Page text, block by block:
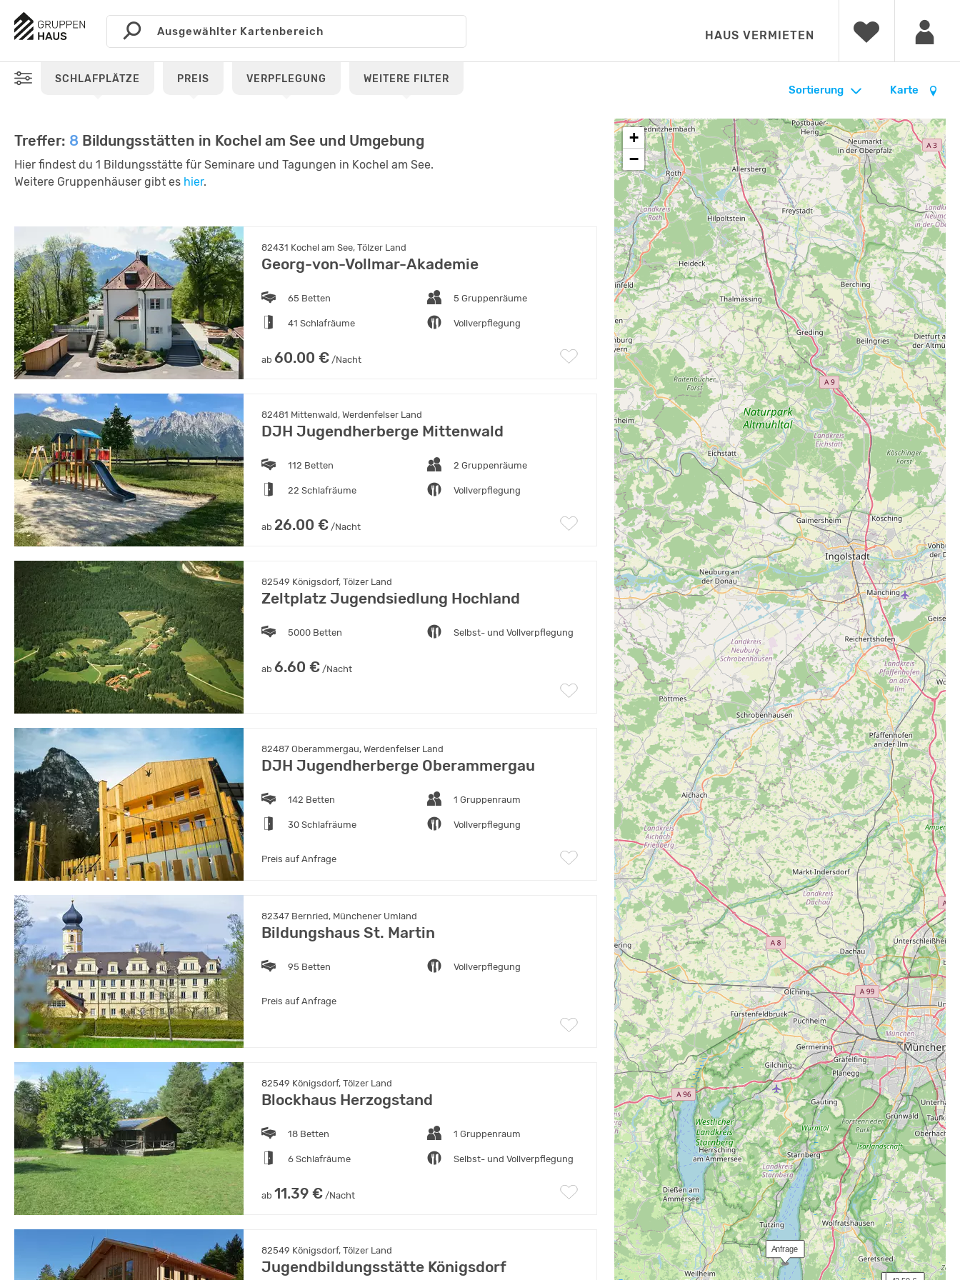
HAUS VERMIETEN
SCHLAFPLÄTZE PREIS VERPFLEGUNG WEITERE FILTER
Karte
Sortierung
Treffer: 8 Bildungsstätten in Kochel am See und Umgebung
Hier findest du 1 Bildungsstätte für Seminare und Tagungen in Kochel am See.
Weitere Gruppenhäuser gibt es hier.
82431 Kochel am See, Tölzer Land
Georg-von-Vollmar-Akademie
65 Betten 5 Gruppenräume
41 Schlafräume Vollverpflegung
ab 60.00 € /Nacht
82481 Mittenwald, Werdenfelser Land
DJH Jugendherberge Mittenwald
112 Betten 2 Gruppenräume
22 Schlafräume Vollverpflegung
ab 26.00 € /Nacht
82549 Königsdorf, Tölzer Land
Zeltplatz Jugendsiedlung Hochland
5000 Betten Selbst- und Vollverpflegung
ab 6.60 € /Nacht
82487 Oberammergau, Werdenfelser Land
DJH Jugendherberge Oberammergau
142 Betten 1 Gruppenraum
30 Schlafräume Vollverpflegung
Preis auf Anfrage
82347 Bernried, Münchener Umland
Bildungshaus St. Martin
95 Betten Vollverpflegung
Preis auf Anfrage
82549 Königsdorf, Tölzer Land
Blockhaus Herzogstand
18 Betten 1 Gruppenraum
6 Schlafräume Selbst- und Vollverpflegung
ab 11.39 € /Nacht
82549 Königsdorf, Tölzer Land
Jugendbildungsstätte Königsdorf
Anfrage
+
−